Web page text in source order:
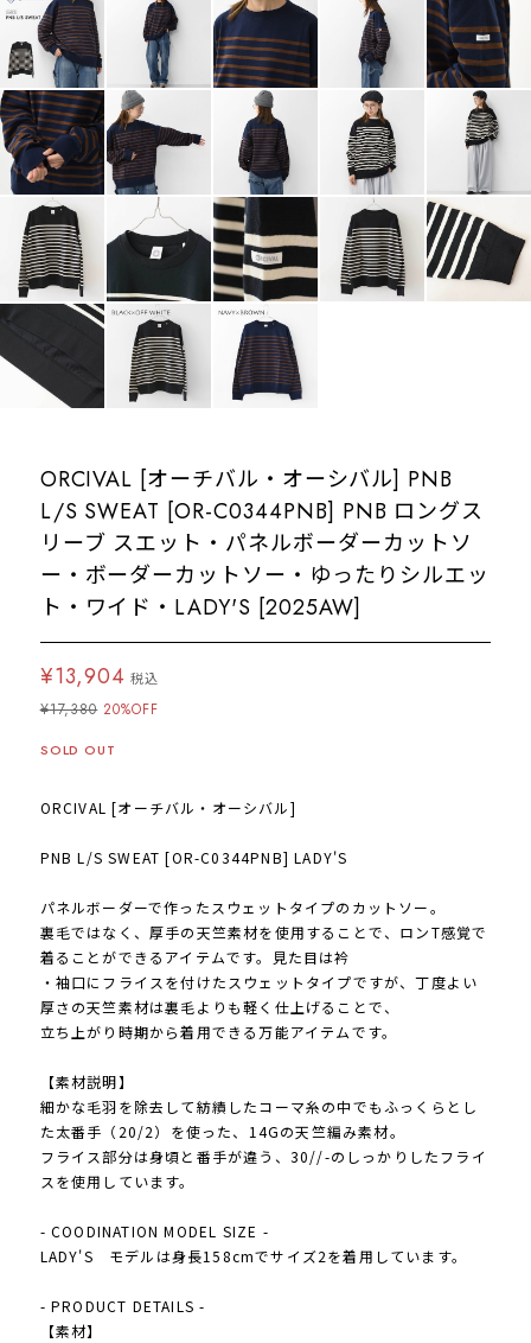
ORCIVAL [オーチバル・オーシバル] PNB
L/S SWEAT [OR-C0344PNB] PNB ロングス
リーブ スエット・パネルボーダーカットソ
ー・ボーダーカットソー・ゆったりシルエッ
ト・ワイド・LADY'S [2025AW]
¥13,904 税込
¥17,380 20%OFF
SOLD OUT
ORCIVAL [オーチバル・オーシバル]
PNB L/S SWEAT [OR-C0344PNB] LADY'S
パネルボーダーで作ったスウェットタイプのカットソー。
裏毛ではなく、厚手の天竺素材を使用することで、ロンT感覚で
着ることができるアイテムです。見た目は衿
・袖口にフライスを付けたスウェットタイプですが、丁度よい
厚さの天竺素材は裏毛よりも軽く仕上げることで、
立ち上がり時期から着用できる万能アイテムです。
【素材説明】
細かな毛羽を除去して紡績したコーマ糸の中でもふっくらとし
た太番手（20/2）を使った、14Gの天竺編み素材。
フライス部分は身頃と番手が違う、30//-のしっかりしたフライ
スを使用しています。
- COODINATION MODEL SIZE -
LADY'S モデルは身長158cmでサイズ2を着用しています。
- PRODUCT DETAILS -
【素材】